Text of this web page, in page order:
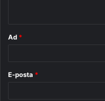
Ad *
E-posta *